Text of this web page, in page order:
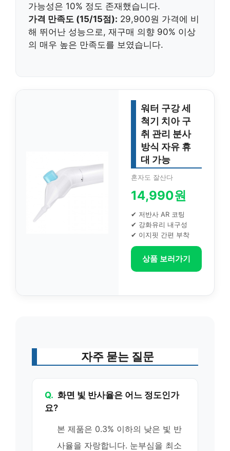
가능성은 10% 정도 존재했습니다.
가격 만족도 (15/15점): 29,900원 가격에 비
해 뛰어난 성능으로, 재구매 의향 90% 이상
의 매우 높은 만족도를 보였습니다.
워터 구강 세
척기 치아 구
취 관리 분사
방식 자유 휴
대 가능
혼자도 잘산다
14,990원
✔ 저반사 AR 코팅
✔ 강화유리 내구성
✔ 이지핏 간편 부착
상품 보러가기
자주 묻는 질문
Q. 화면 빛 반사율은 어느 정도인가
요?
본 제품은 0.3% 이하의 낮은 빛 반
사율을 자랑합니다. 눈부심을 최소